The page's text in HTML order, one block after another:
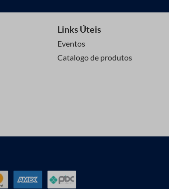
Links Úteis
Eventos
Catalogo de produtos